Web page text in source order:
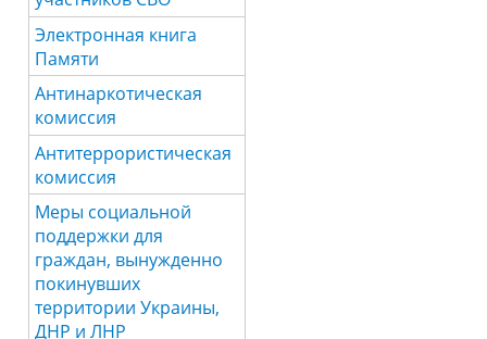
Электронная книга
Памяти
Антинаркотическая
комиссия
Антитеррористическая
комиссия
Меры социальной
поддержки для
граждан, вынужденно
покинувших
территории Украины,
ДНР и ЛНР